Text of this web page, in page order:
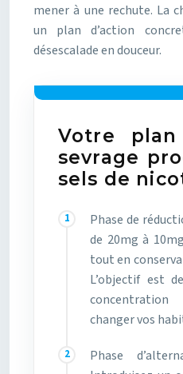
mener à une rechute. La
un plan d’action
désescalade en douceur.
Votre
sevrage
sels de
Phase de
de 20mg à
tout en
L’objectif est
changer vos
Phase